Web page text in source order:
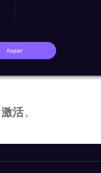
激活。